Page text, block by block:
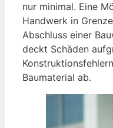
nur minimal. Eine
Handwerk in
Abschluss einer
deckt Schäden
Baumaterial ab.